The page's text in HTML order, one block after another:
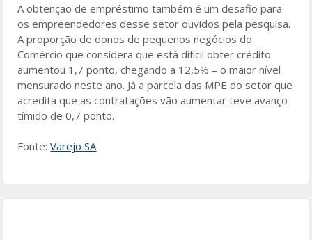
A obtenção de empréstimo também é um desafio para
os empreendedores desse setor ouvidos pela pesquisa.
A proporção de donos de pequenos negócios do
Comércio que considera que está difícil obter crédito
aumentou 1,7 ponto, chegando a 12,5% – o maior nível
mensurado neste ano. Já a parcela das MPE do setor que
acredita que as contratações vão aumentar teve avanço
tímido de 0,7 ponto.
Fonte:Varejo SA